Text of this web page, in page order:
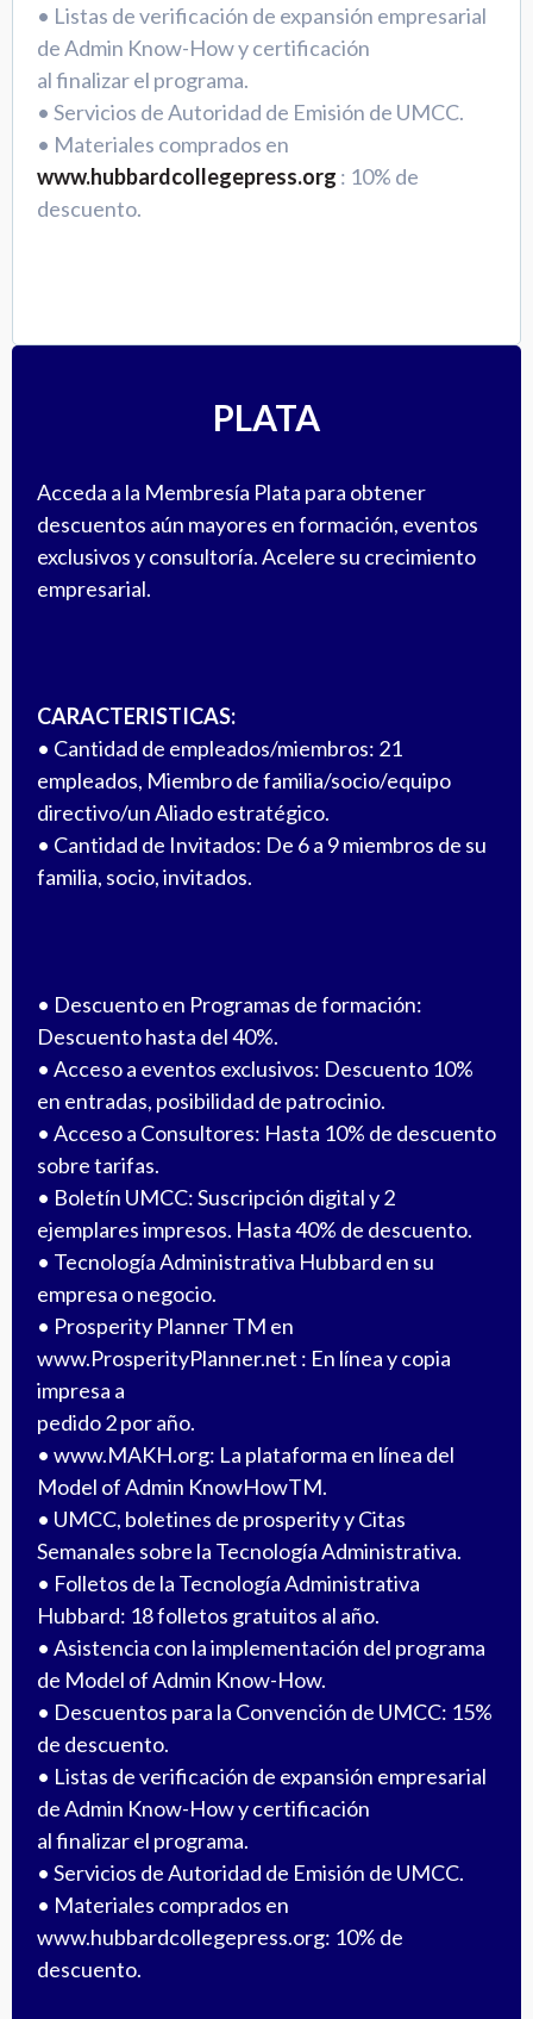
• Listas de verificación de expansión empresarial
de Admin Know-How y certificación
al finalizar el programa.
• Servicios de Autoridad de Emisión de UMCC.
• Materiales comprados en
www.hubbardcollegepress.org : 10% de
descuento.
PLATA
Acceda a la Membresía Plata para obtener
descuentos aún mayores en formación, eventos
exclusivos y consultoría. Acelere su crecimiento
empresarial.
CARACTERISTICAS:
• Cantidad de empleados/miembros: 21
empleados, Miembro de familia/socio/equipo
directivo/un Aliado estratégico.
• Cantidad de Invitados: De 6 a 9 miembros de su
familia, socio, invitados.
• Descuento en Programas de formación:
Descuento hasta del 40%.
• Acceso a eventos exclusivos: Descuento 10%
en entradas, posibilidad de patrocinio.
• Acceso a Consultores: Hasta 10% de descuento
sobre tarifas.
• Boletín UMCC: Suscripción digital y 2
ejemplares impresos. Hasta 40% de descuento.
• Tecnología Administrativa Hubbard en su
empresa o negocio.
• Prosperity Planner TM en
www.ProsperityPlanner.net : En línea y copia
impresa a
pedido 2 por año.
• www.MAKH.org: La plataforma en línea del
Model of Admin KnowHowTM.
• UMCC, boletines de prosperity y Citas
Semanales sobre la Tecnología Administrativa.
• Folletos de la Tecnología Administrativa
Hubbard: 18 folletos gratuitos al año.
• Asistencia con la implementación del programa
de Model of Admin Know-How.
• Descuentos para la Convención de UMCC: 15%
de descuento.
• Listas de verificación de expansión empresarial
de Admin Know-How y certificación
al finalizar el programa.
• Servicios de Autoridad de Emisión de UMCC.
• Materiales comprados en
www.hubbardcollegepress.org: 10% de
descuento.